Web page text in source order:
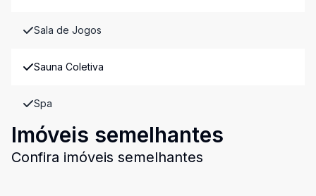
Sala de Jogos
Sauna Coletiva
Spa
Imóveis semelhantes
Confira imóveis semelhantes